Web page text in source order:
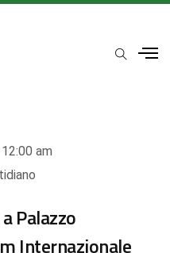
12:00 am
Palazzo
Internazionale